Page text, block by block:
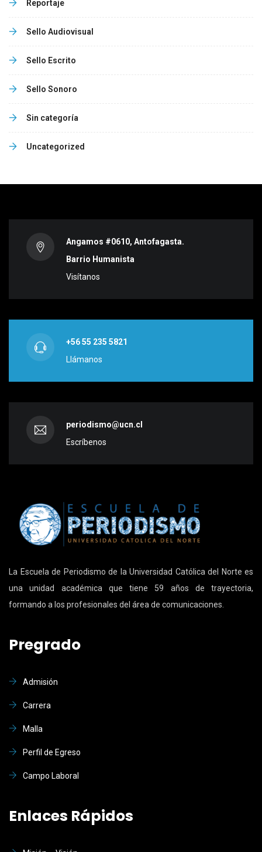
Reportaje
Sello Audiovisual
Sello Escrito
Sello Sonoro
Sin categoría
Uncategorized
Angamos #0610, Antofagasta.
Barrio Humanista
Visítanos
+56 55 235 5821
Llámanos
periodismo@ucn.cl
Escríbenos
La Escuela de Periodismo de la Universidad Católica del Norte es
una unidad académica que tiene 59 años de trayectoria,
formando a los profesionales del área de comunicaciones.
Pregrado
Admisión
Carrera
Malla
Perfil de Egreso
Campo Laboral
Enlaces Rápidos